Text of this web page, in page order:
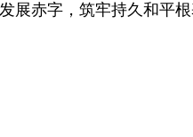
赤字，筑牢持久和平根